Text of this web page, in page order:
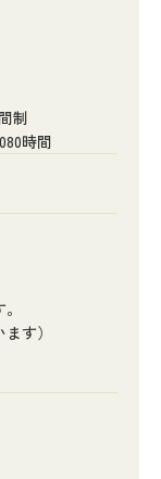
制
時間
す）